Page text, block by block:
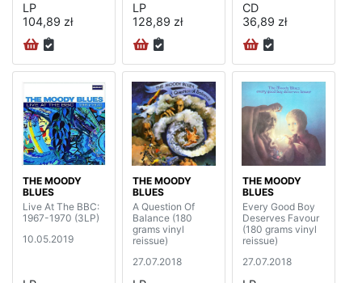
LP
104,89 zł
LP
128,89 zł
CD
36,89 zł
THE MOODY
BLUES
Live At The BBC:
1967-1970 (3LP)
10.05.2019
THE MOODY
BLUES
A Question Of
Balance (180
grams vinyl
reissue)
27.07.2018
THE MOODY
BLUES
Every Good Boy
Deserves Favour
(180 grams vinyl
reissue)
27.07.2018